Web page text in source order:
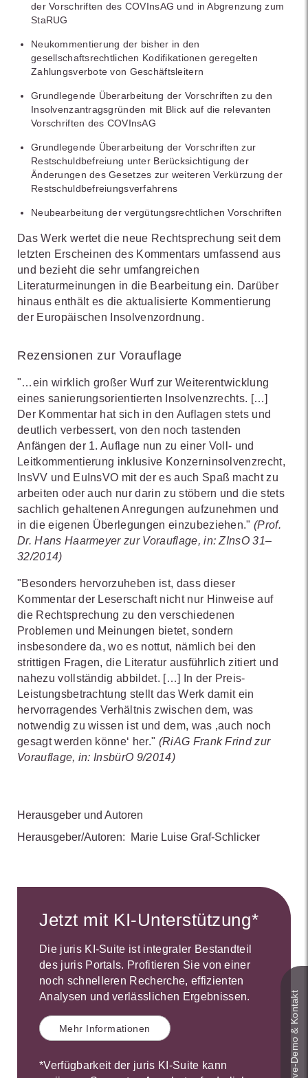
der Vorschriften des COVInsAG und in Abgrenzung zum
StaRUG
Neukommentierung der bisher in den
gesellschaftsrechtlichen Kodifikationen geregelten
Zahlungsverbote von Geschäftsleitern
Grundlegende Überarbeitung der Vorschriften zu den
Insolvenzantragsgründen mit Blick auf die relevanten
Vorschriften des COVInsAG
Grundlegende Überarbeitung der Vorschriften zur
Restschuldbefreiung unter Berücksichtigung der
Änderungen des Gesetzes zur weiteren Verkürzung der
Restschuldbefreiungsverfahrens
Neubearbeitung der vergütungsrechtlichen Vorschriften
Das Werk wertet die neue Rechtsprechung seit dem
letzten Erscheinen des Kommentars umfassend aus
und bezieht die sehr umfangreichen
Literaturmeinungen in die Bearbeitung ein. Darüber
hinaus enthält es die aktualisierte Kommentierung
der Europäischen Insolvenzordnung.
Rezensionen zur Vorauflage
"…ein wirklich großer Wurf zur Weiterentwicklung
eines sanierungsorientierten Insolvenzrechts. […]
Der Kommentar hat sich in den Auflagen stets und
deutlich verbessert, von den noch tastenden
Anfängen der 1. Auflage nun zu einer Voll- und
Leitkommentierung inklusive Konzerninsolvenzrecht,
InsVV und EuInsVO mit der es auch Spaß macht zu
arbeiten oder auch nur darin zu stöbern und die stets
sachlich gehaltenen Anregungen aufzunehmen und
in die eigenen Überlegungen einzubeziehen."(Prof.
Dr. Hans Haarmeyer zur Vorauflage, in: ZInsO 31–
32/2014)
"Besonders hervorzuheben ist, dass dieser
Kommentar der Leserschaft nicht nur Hinweise auf
die Rechtsprechung zu den verschiedenen
Problemen und Meinungen bietet, sondern
insbesondere da, wo es nottut, nämlich bei den
strittigen Fragen, die Literatur ausführlich zitiert und
nahezu vollständig abbildet. […] In der Preis-
Leistungsbetrachtung stellt das Werk damit ein
hervorragendes Verhältnis zwischen dem, was
notwendig zu wissen ist und dem, was ‚auch noch
gesagt werden könne‘ her." (RiAG Frank Frind zur
Vorauflage, in: InsbürO 9/2014)
Herausgeber und Autoren
Herausgeber/Autoren:
Marie Luise Graf-Schlicker
Jetzt mit KI-Unterstützung*
Die juris KI-Suite ist integraler Bestandteil
des juris Portals. Profitieren Sie von einer
noch schnelleren Recherche, effizienten
Analysen und verlässlichen Ergebnissen.
Mehr Informationen
*Verfügbarkeit der juris KI-Suite kann
Live‑Demo & Kontakt